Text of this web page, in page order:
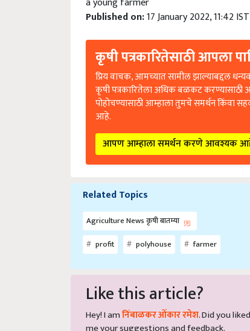
Published on:17 January 2022, 11:42 IST
कृषी पत्रकारितेसाठी आपला
प्रिय वाचक, आमच्यात सामील झाल्याबद्दल
कृषी पत्रकारितेला अधिक बळकट करण्यासाठी
पोहोचण्यासाठी आम्हाला तुमचे समर्थन किंवा
आहे.
आपण आम्हाला समर्थन करणे आवश्यक
Related Topics
Agriculture News कृषी बातम्या
profit
polyhouse farmer
Like this article?
Hey! I am निंबाळकर ओंकार रमेश . Did you
me your suggestions and feedback.